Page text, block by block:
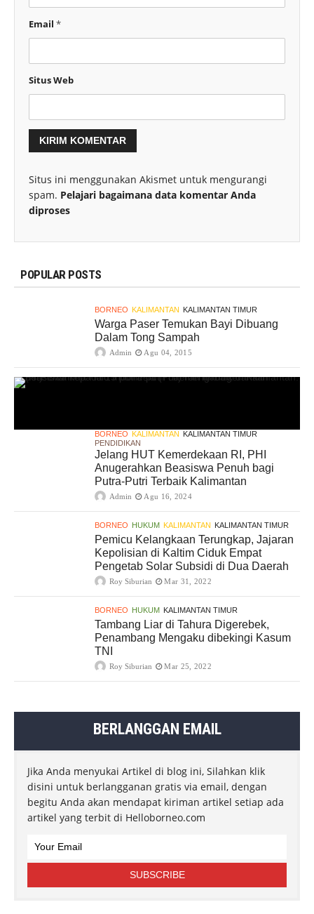
Email *
Situs Web
Situs ini menggunakan Akismet untuk mengurangi
spam. Pelajari bagaimana data komentar Anda
diproses
POPULAR POSTS
BORNEO KALIMANTAN KALIMANTAN TIMUR
Warga Paser Temukan Bayi Dibuang
Dalam Tong Sampah
Admin Agu 04, 2015
BORNEO KALIMANTAN KALIMANTAN TIMUR
PENDIDIKAN
Jelang HUT Kemerdekaan RI, PHI
Anugerahkan Beasiswa Penuh bagi
Putra-Putri Terbaik Kalimantan
Admin Agu 16, 2024
BORNEO HUKUM KALIMANTAN KALIMANTAN TIMUR
Pemicu Kelangkaan Terungkap, Jajaran
Kepolisian di Kaltim Ciduk Empat
Pengetab Solar Subsidi di Dua Daerah
Roy Siburian Mar 31, 2022
BORNEO HUKUM KALIMANTAN TIMUR
Tambang Liar di Tahura Digerebek,
Penambang Mengaku dibekingi Kasum
TNI
Roy Siburian Mar 25, 2022
BERLANGGAN EMAIL
Jika Anda menyukai Artikel di blog ini, Silahkan klik
disini untuk berlangganan gratis via email, dengan
begitu Anda akan mendapat kiriman artikel setiap ada
artikel yang terbit di Helloborneo.com